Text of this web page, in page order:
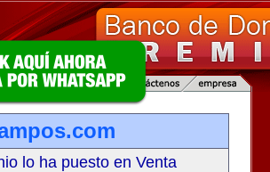
lo ha puesto en Venta